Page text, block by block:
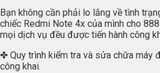
Bạn không cần phải lo lắng về tình
chiếc Redmi Note 4x của mình cho
mọi dịch vụ đều được tiến hành công
✤ Quy trình kiểm tra và sửa chữa máy
công khai.